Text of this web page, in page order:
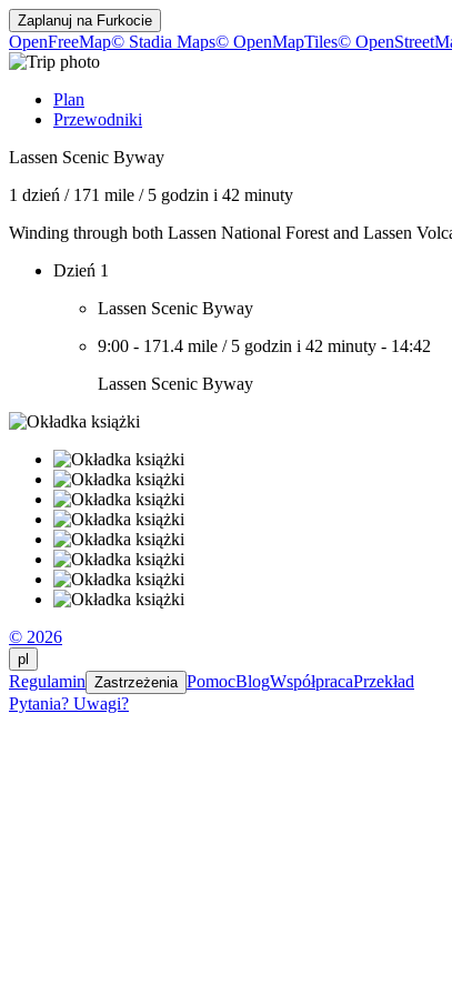
Zaplanuj na Furkocie
OpenFreeMap© Stadia Maps© OpenMapTiles©
Plan
Przewodniki
Lassen Scenic Byway
1 dzień / 171 mile / 5 godzin i 42 minuty
Winding through both Lassen National Forest and Lassen
Dzień 1
Lassen Scenic Byway
9:00 - 171.4 mile / 5 godzin i 42 minuty - 14:42
Lassen Scenic Byway
© 2026
pl
Regulamin Zastrzeżenia PomocBlogWspółpracaPrzekład
Pytania? Uwagi?